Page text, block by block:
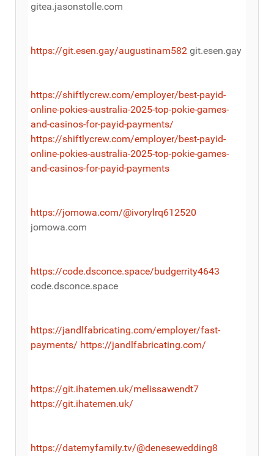
gitea.jasonstolle.com
https://git.esen.gay/augustinam582 git.esen.gay
https://shiftlycrew.com/employer/best-payid-
online-pokies-australia-2025-top-pokie-games-
and-casinos-for-payid-payments/
https://shiftlycrew.com/employer/best-payid-
online-pokies-australia-2025-top-pokie-games-
and-casinos-for-payid-payments
https://jomowa.com/@ivorylrq612520
jomowa.com
https://code.dsconce.space/budgerrity4643
code.dsconce.space
https://jandlfabricating.com/employer/fast-
payments/ https://jandlfabricating.com/
https://git.ihatemen.uk/melissawendt7
https://git.ihatemen.uk/
https://datemyfamily.tv/@denesewedding8